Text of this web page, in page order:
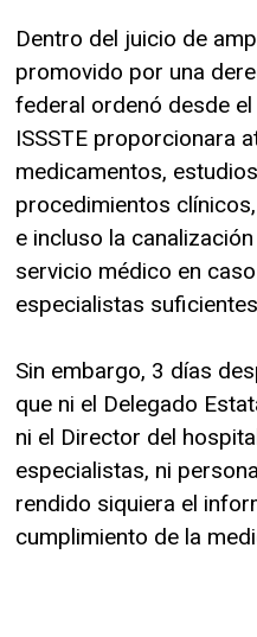
Dentro del juicio de
promovido por una
federal ordenó desde
ISSSTE proporcionara
medicamentos,
procedimientos
e incluso la
servicio médico en
especialistas
Sin embargo, 3 días
que ni el Delegado
ni el Director del
especialistas, ni
rendido siquiera el
cumplimiento de la